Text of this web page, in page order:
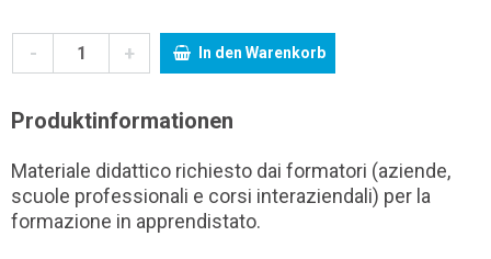
- + In den Warenkorb
Produktinformationen
Materiale didattico richiesto dai formatori (aziende,
scuole professionali e corsi interaziendali) per la
formazione in apprendistato.